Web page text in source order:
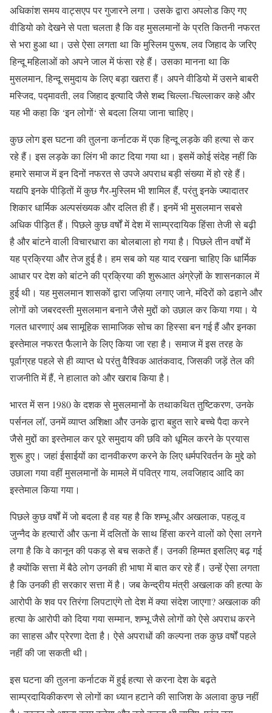
अधिकांश समय वाट्सएप पर गुजारने लगा। उसके द्वारा अपलोड किए गए
वीडियो को देखने से पता चलता है कि वह मुसलमानों के प्रति कितनी नफरत
से भरा हुआ था। उसे ऐसा लगता था कि मुस्लिम पुरूष, लव जिहाद के जरिए
हिन्दू महिलाओं को अपने जाल में फंसा रहे हैं। उसका मानना था कि
मुसलमान, हिन्दू समुदाय के लिए बड़ा खतरा हैं। अपने वीडियो में उसने बाबरी
मस्जिद, पद्मावती, लव जिहाद इत्यादि जैसे शब्द चिल्ला-चिल्लाकर कहे और
यह भी कहा कि ‘इन लोगों‘ से बदला लिया जाना चाहिए।
कुछ लोग इस घटना की तुलना कर्नाटक में एक हिन्दू लड़के की हत्या से कर
रहे हैं। इस लड़के का लिंग भी काट दिया गया था। इसमें कोई संदेह नहीं कि
हमारे समाज में इन दिनों नफरत से उपजे अपराध बड़ी संख्या में हो रहे हैं।
यद्यपि इनके पीड़ितों में कुछ गैर-मुस्लिम भी शामिल हैं, परंतु इनके ज्यादातर
शिकार धार्मिक अल्पसंख्यक और दलित ही हैं। इनमें भी मुसलमान सबसे
अधिक पीड़ित हैं। पिछले कुछ वर्षों में देश में साम्प्रदायिक हिंसा तेजी से बढ़ी
है और बांटने वाली विचारधारा का बोलबाला हो गया है। पिछले तीन वर्षों में
यह प्रक्रिया और तेज हुई है। हम सब को यह याद रखना चाहिए कि धार्मिक
आधार पर देश को बांटने की प्रक्रिया की शुरूआत अंग्रेज़ों के शासनकाल में
हुई थी। यह मुसलमान शासकों द्वारा जज़िया लगाए जाने, मंदिरों को ढहाने और
लोगों को जबरदस्ती मुसलमान बनाने जैसे मुद्दों को उछाल कर किया गया। ये
गलत धारणाएं अब सामूहिक सामाजिक सोच का हिस्सा बन गई हैं और इनका
इस्तेमाल नफरत फैलाने के लिए किया जा रहा है। समाज में इस तरह के
पूर्वाग्रह पहले से ही व्याप्त थे परंतु वैश्विक आतंकवाद, जिसकी जड़ें तेल की
राजनीति में हैं, ने हालात को और खराब किया है।
भारत में सन 1980 के दशक से मुसलमानों के तथाकथित तुष्टिकरण, उनके
पर्सनल लॉ, उनमें व्याप्त अशिक्षा और उनके द्वारा बहुत सारे बच्चे पैदा करने
जैसे मुद्दों का इस्तेमाल कर पूरे समुदाय की छवि को धूमिल करने के प्रयास
शुरू हुए। जहां ईसाईयों का दानवीकरण करने के लिए धर्मपरिवर्तन के मुद्दे को
उछाला गया वहीं मुसलमानों के मामले में पवित्र गाय, लवजिहाद आदि का
इस्तेमाल किया गया।
पिछले कुछ वर्षों में जो बदला है वह यह है कि शम्भू और अखलाक, पहलू व
जुन्नैद के हत्यारों और ऊना में दलितों के साथ हिंसा करने वालों को ऐसा लगने
लगा है कि वे कानून की पकड़ से बच सकते हैं। उनकी हिम्मत इसलिए बढ़ गई
है क्योंकि सत्ता में बैठे लोग उनकी ही भाषा में बात कर रहे हैं। उन्हें ऐसा लगता
है कि उनकी ही सरकार सत्ता में है। जब केन्द्रीय मंत्री अखलाक की हत्या के
आरोपी के शव पर तिरंगा लिपटाएंगे तो देश में क्या संदेश जाएगा? अखलाक की
हत्या के आरोपी को दिया गया सम्मान, शम्भू जैसे लोगों को ऐसे अपराध करने
का साहस और प्रेरणा देता है। ऐसे अपराधों की कल्पना तक कुछ वर्षों पहले
नहीं की जा सकती थी।
इस घटना की तुलना कर्नाटक में हुई हत्या से करना देश के बढ़ते
साम्प्रदायिकीकरण से लोगों का ध्यान हटाने की साजिश के अलावा कुछ नहीं